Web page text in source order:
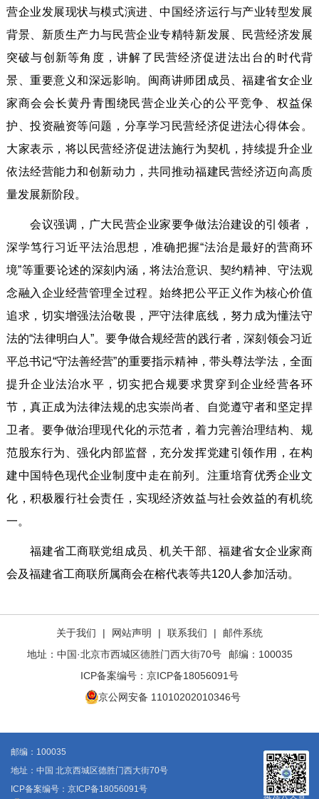
营企业发展现状与模式演进、中国经济运行与产业转型发展
背景、新质生产力与民营企业专精特新发展、民营经济发展
突破与创新等角度，讲解了民营经济促进法出台的时代背
景、重要意义和深远影响。闽商讲师团成员、福建省女企业
家商会会长黄丹青围绕民营企业关心的公平竞争、权益保
护、投资融资等问题，分享学习民营经济促进法心得体会。
大家表示，将以民营经济促进法施行为契机，持续提升企业
依法经营能力和创新动力，共同推动福建民营经济迈向高质
量发展新阶段。
会议强调，广大民营企业家要争做法治建设的引领者，
深学笃行习近平法治思想，准确把握“法治是最好的营商环
境”等重要论述的深刻内涵，将法治意识、契约精神、守法观
念融入企业经营管理全过程。始终把公平正义作为核心价值
追求，切实增强法治敬畏，严守法律底线，努力成为懂法守
法的“法律明白人”。要争做合规经营的践行者，深刻领会习近
平总书记“守法善经营”的重要指示精神，带头尊法学法，全面
提升企业法治水平，切实把合规要求贯穿到企业经营各环
节，真正成为法律法规的忠实崇尚者、自觉遵守者和坚定捍
卫者。要争做治理现代化的示范者，着力完善治理结构、规
范股东行为、强化内部监督，充分发挥党建引领作用，在构
建中国特色现代企业制度中走在前列。注重培育优秀企业文
化，积极履行社会责任，实现经济效益与社会效益的有机统
一。
福建省工商联党组成员、机关干部、福建省女企业家商
会及福建省工商联所属商会在榕代表等共120人参加活动。
关于我们 | 网站声明 | 联系我们 |
邮件系统
地址：中国·北京市西城区德胜门西大街70号
邮编：100035
ICP备案编号： 京ICP备18056091号
京公网安备 11010202010346号
邮编：100035
地址：中国 北京西城区德胜门西大街70号
ICP备案编号：京ICP备18056091号